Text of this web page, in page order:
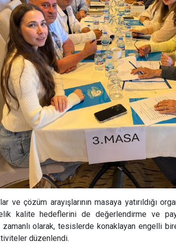
ve çözüm arayışlarının masaya yatırıldığı
kalite hedeflerini de değerlendirme ve
zamanlı olarak, tesislerde konaklayan engelli
düzenlendi.